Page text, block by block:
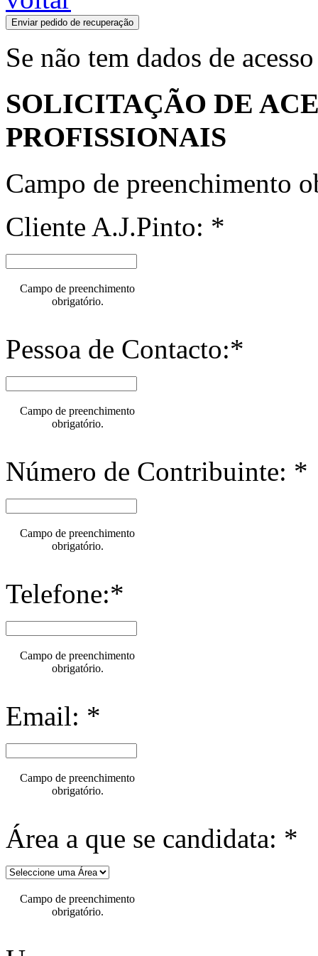
Enviar pedido de recuperação
Se não tem dados de
SOLICITAÇÃO DE
PROFISSIONAIS
Campo de preenchimento
Cliente A.J.Pinto: *
Campo de preenchimento
obrigatório.
Pessoa de Contacto:*
Campo de preenchimento
obrigatório.
Número de Contribuinte: *
Campo de preenchimento
obrigatório.
Telefone:*
Campo de preenchimento
obrigatório.
Email: *
Campo de preenchimento
obrigatório.
Área a que se candidata: *
Campo de preenchimento
obrigatório.